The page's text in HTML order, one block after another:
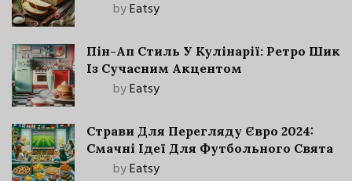
byEatsy
Пін-Ап Стиль У Кулінарії: Ретро Шик
Із Сучасним Акцентом
byEatsy
Страви Для Перегляду Євро 2024:
Смачні Ідеї Для Футбольного Свята
byEatsy